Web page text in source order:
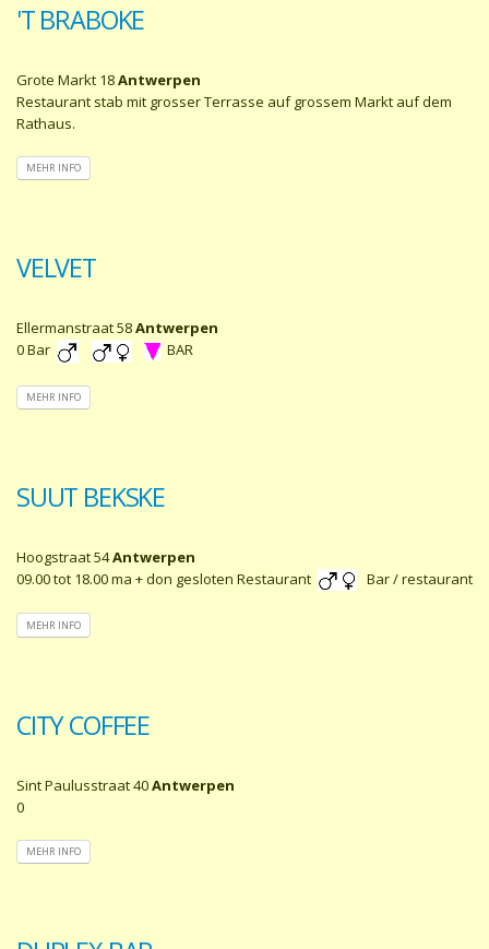
'T BRABOKE
Grote Markt 18Antwerpen
Restaurant stab mit grosser Terrasse auf grossem Markt auf dem
Rathaus.
MEHR INFO
VELVET
Ellermanstraat 58Antwerpen
0 Bar
BAR
MEHR INFO
SUUT BEKSKE
Hoogstraat 54Antwerpen
09.00 tot 18.00 ma + don gesloten Restaurant
Bar / restaurant
MEHR INFO
CITY COFFEE
Sint Paulusstraat 40Antwerpen
0
MEHR INFO